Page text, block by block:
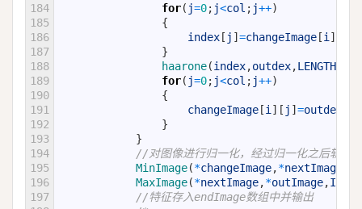
184
185
186
187
188
189
190
191
192
193
194
195
196
197
for( j=0; j<col ; j++)
{
index [ j ] =changeImage [i ]
}
haarone(index,outdex,LENGTH
for( j=0; j<col ; j++)
{
changeImage [i ] [ j ] =outdex
}
}
//对图像进行归一化，经过归一化之后轨迹
MinImage(*changeImage,*nextImage
MaxImage(*nextImage,*outImage,
//特征存入endImage数组中并输出